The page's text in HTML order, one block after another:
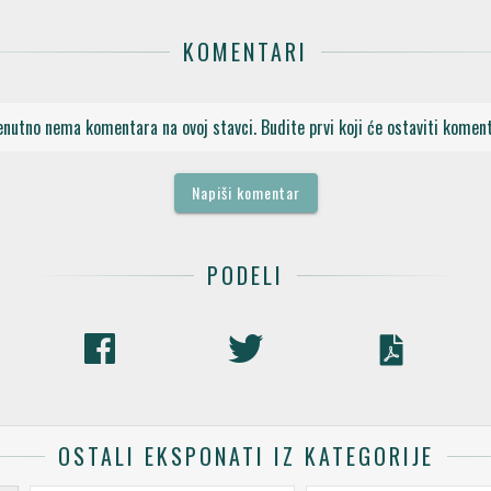
KOMENTARI
nema komentara na ovoj stavci. Budite prvi koji će ostaviti
Napiši komentar
PODELI
OSTALI EKSPONATI IZ KATEGORIJE